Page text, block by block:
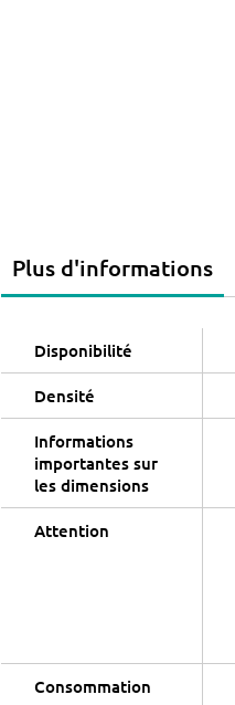
Plus d'informations
Disponibilité
Densité
Informations
importantes sur
les dimensions
Attention
Consommation